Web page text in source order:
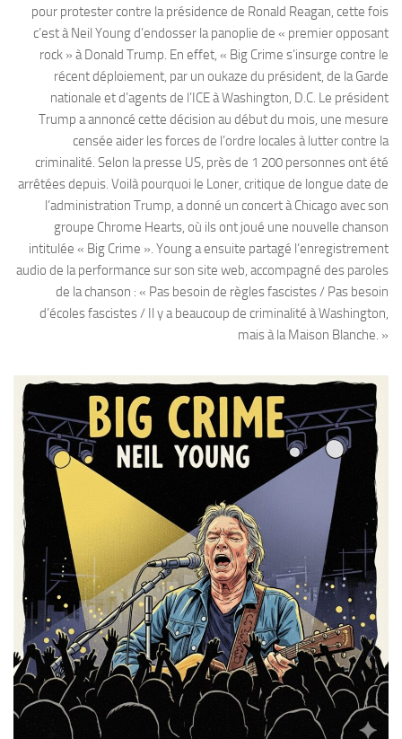
pour protester contre la présidence de Ronald Reagan, cette fois
c’est à Neil Young d’endosser la panoplie de « premier opposant
rock » à Donald Trump. En effet, « Big Crime s’insurge contre le
récent déploiement, par un oukaze du président, de la Garde
nationale et d’agents de l’ICE à Washington, D.C. Le président
Trump a annoncé cette décision au début du mois, une mesure
censée aider les forces de l’ordre locales à lutter contre la
criminalité. Selon la presse US, près de 1 200 personnes ont été
arrêtées depuis. Voilà pourquoi le Loner, critique de longue date de
l’administration Trump, a donné un concert à Chicago avec son
groupe Chrome Hearts, où ils ont joué une nouvelle chanson
intitulée « Big Crime ». Young a ensuite partagé l’enregistrement
audio de la performance sur son site web, accompagné des paroles
de la chanson : « Pas besoin de règles fascistes / Pas besoin
d’écoles fascistes / Il y a beaucoup de criminalité à Washington,
mais à la Maison Blanche. »